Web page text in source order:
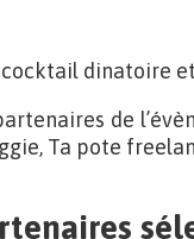
dinatoire
de
Ta pote